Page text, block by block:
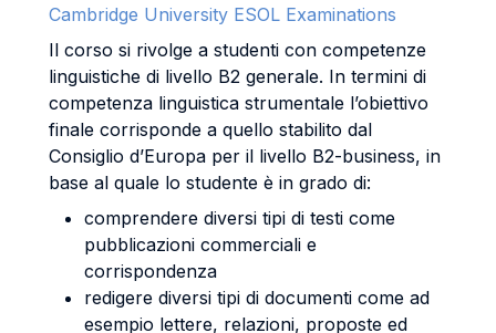
Cambridge University ESOL Examinations
Il corso si rivolge a studenti con competenze
linguistiche di livello B2 generale. In termini di
competenza linguistica strumentale l’obiettivo
finale corrisponde a quello stabilito dal
Consiglio d’Europa per il livello B2-business, in
base al quale lo studente è in grado di:
comprendere diversi tipi di testi come
pubblicazioni commerciali e
corrispondenza
redigere diversi tipi di documenti come ad
esempio lettere, relazioni, proposte ed